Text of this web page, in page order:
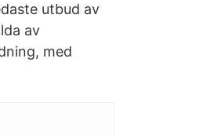
utbud av
av
med